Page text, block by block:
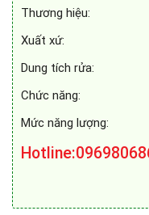
Thương
Xuất
Dung tích
Chức
Mức năng
Hotline